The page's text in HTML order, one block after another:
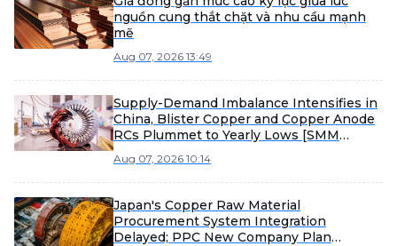
nguồn cung thắt chặt và nhu cầu mạnh
mẽ
Aug 07, 2026 13:49
Supply-Demand Imbalance Intensifies in
China, Blister Copper and Copper Anode
RCs Plummet to Yearly Lows [SMM
Aug 07, 2026 10:14
Japan's Copper Raw Material
Procurement System Integration
Delayed; PPC New Company Plan